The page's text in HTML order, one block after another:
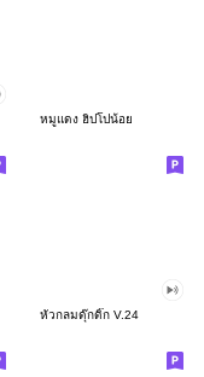
หมูแดง ฮิปโปน้อย
หัวกลมดุ๊กดิ๊ก V.24